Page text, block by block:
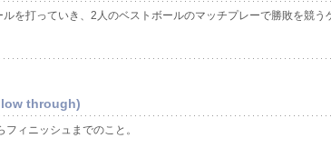
を打っていき、2人のベストボールのマッチプレーで勝敗を競う
through)
ィニッシュまでのこと。